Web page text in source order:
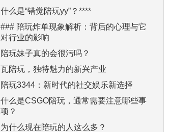
什么是“错觉陪玩yy”？****
### 陪玩炸单现象解析：背后的心理与它
对行业的影响
陪玩妹子真的会很污吗？
瓦陪玩，独特魅力的新兴产业
陪玩3344：新时代的社交娱乐新选择
什么是CSGO陪玩，通常需要注意哪些事
项？
为什么现在陪玩的人这么多？